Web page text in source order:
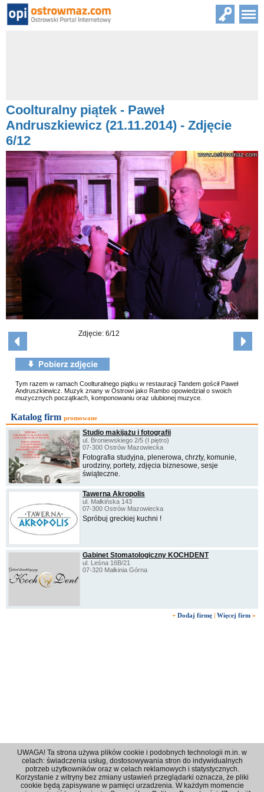
Coolturalny piątek - Paweł
Andruszkiewicz (21.11.2014) - Zdjęcie
6/12
Zdjęcie: 6/12
Tym razem w ramach Coolturalnego piątku w restauracji Tandem gościł Paweł
Andruszkiewicz. Muzyk znany w Ostrowi jako Rambo opowiedział o swoich
muzycznych początkach, komponowaniu oraz ulubionej muzyce.
Katalog firm promowane
Studio makijażu i fotografii
ul. Broniewskiego 2/5 (I piętro)
07-300 Ostrów Mazowiecka
Fotografia studyjna, plenerowa, chrzty, komunie,
urodziny, portety, zdjęcia biznesowe, sesje
świąteczne.
Tawerna Akropolis
ul. Małkińska 143
07-300 Ostrów Mazowiecka
Spróbuj greckiej kuchni !
Gabinet Stomatologiczny KOCHDENT
ul. Leśna 16B/21
07-320 Małkinia Górna
+ Dodaj firmę Więcej firm »
Regulamin|Polityka prywatności|Reklama|Kontakt
UWAGA! Ta strona używa plików cookie i podobnych technologii m.in. w
celach: świadczenia usług, dostosowywania stron do indywidualnych
potrzeb użytkowników oraz w celach reklamowych i statystycznych.
Korzystanie z witryny bez zmiany ustawień przeglądarki oznacza, że pliki
cookie będą zapisywane w pamięci urzadzenia. W każdym momencie